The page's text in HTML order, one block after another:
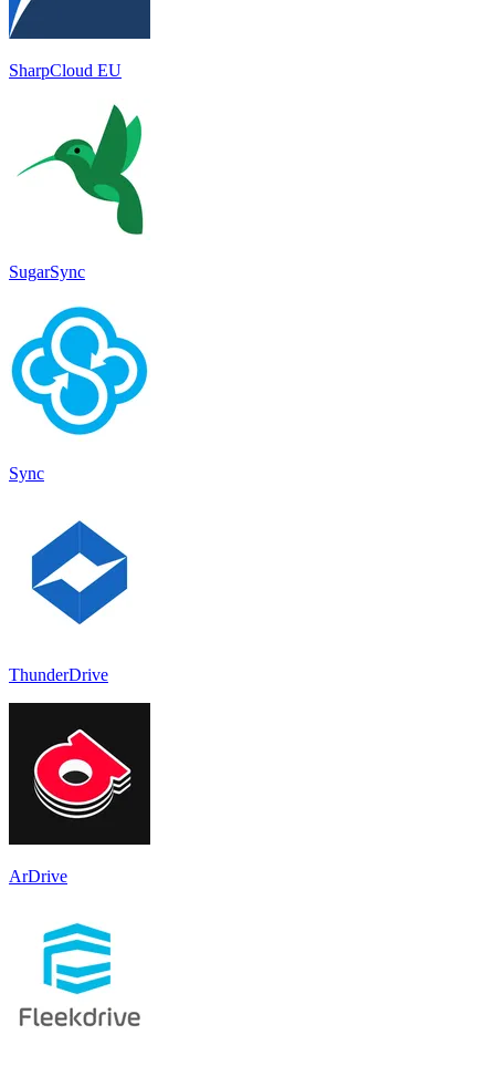
SharpCloud EU
SugarSync
Sync
ThunderDrive
ArDrive